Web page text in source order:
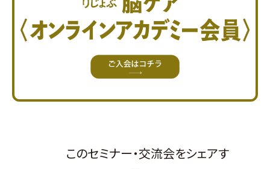
このセミナー・交流会をシェアす